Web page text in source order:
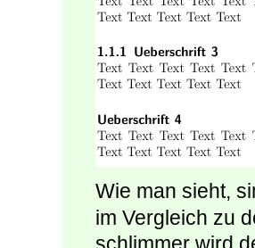
Wie man sieht,
im Vergleich zu